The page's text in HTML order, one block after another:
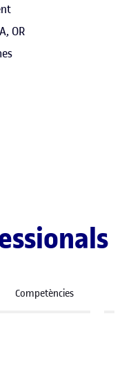
OR
Competències